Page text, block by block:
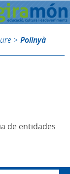
> Polinyà
de entidades